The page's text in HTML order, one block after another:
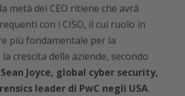
metà dei CEO ritiene che avrà
con i CISO, il cui ruolo in
più fondamentale per la
crescita delle aziende, secondo
Sean Joyce, global cyber security,
leader di PwC negli USA.